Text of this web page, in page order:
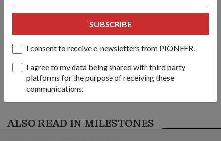
SUBSCRIBE
I consent to receive e-newsletters from PIONEER.
I agree to my data being shared with third party
platforms for the purpose of receiving these
communications.
SHARE YOUR STORY
ALSO READ IN MILESTONES